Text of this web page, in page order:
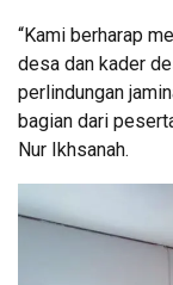
“Kami berharap
desa dan kader
perlindungan
bagian dari
Nur Ikhsanah.